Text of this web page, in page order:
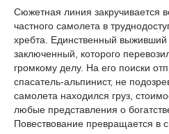
Сюжетная линия закручивается
частного самолета в
хребта. Единственный
заключенный, которого
громкому делу. На его поиски
спасатель-альпинист, не
самолета находился груз,
любые представления о
Повествование превращается в